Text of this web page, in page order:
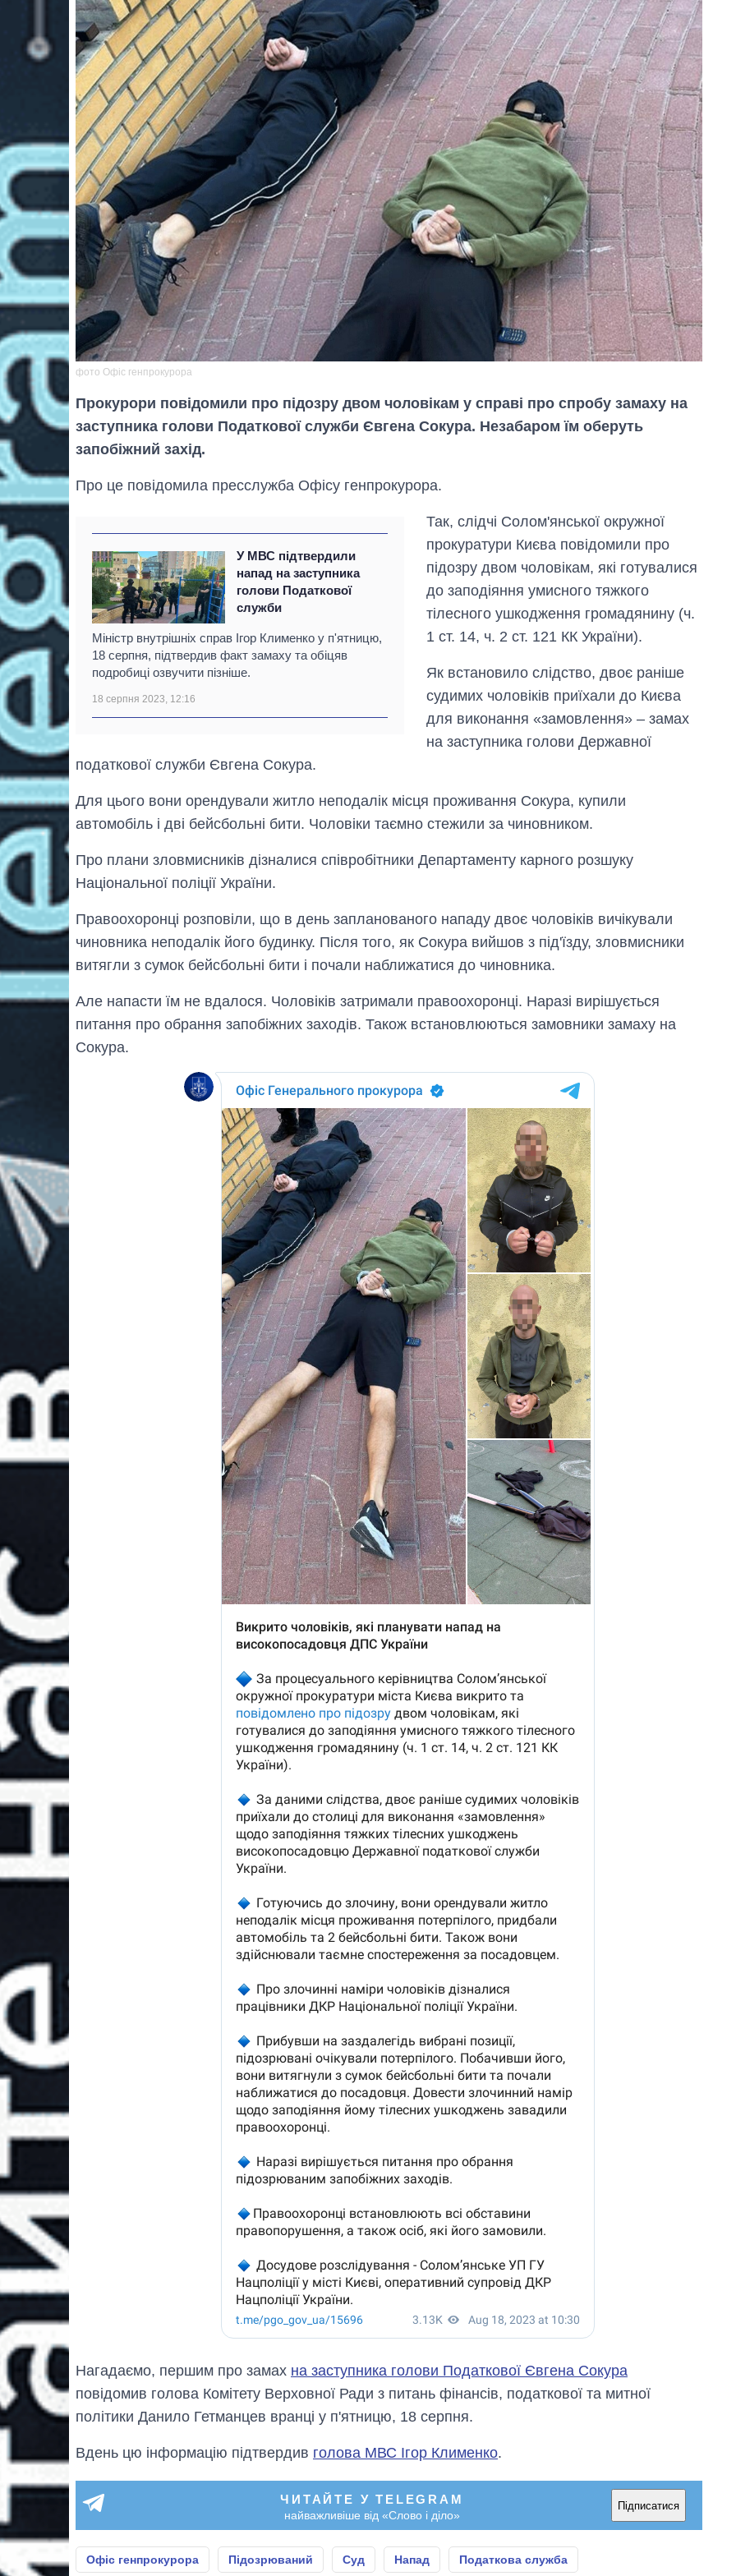
фото Офіс генпрокурора
Прокурори повідомили про підозру двом чоловікам у справі про спробу замаху на
заступника голови Податкової служби Євгена Сокура. Незабаром їм оберуть
запобіжний захід.
Про це повідомила пресслужба Офісу генпрокурора.
У МВС підтвердили
напад на заступника
голови Податкової
служби
Міністр внутрішніх справ Ігор Клименко у п'ятницю,
18 серпня, підтвердив факт замаху та обіцяв
подробиці озвучити пізніше.
18 серпня 2023, 12:16
Так, слідчі Солом'янської окружної
прокуратури Києва повідомили про
підозру двом чоловікам, які готувалися
до заподіяння умисного тяжкого
тілесного ушкодження громадянину (ч.
1 ст. 14, ч. 2 ст. 121 КК України).
Як встановило слідство, двоє раніше
судимих чоловіків приїхали до Києва
для виконання «замовлення» – замах
на заступника голови Державної
податкової служби Євгена Сокура.
Для цього вони орендували житло неподалік місця проживання Сокура, купили
автомобіль і дві бейсбольні бити. Чоловіки таємно стежили за чиновником.
Про плани зловмисників дізналися співробітники Департаменту карного розшуку
Національної поліції України.
Правоохоронці розповіли, що в день запланованого нападу двоє чоловіків вичікували
чиновника неподалік його будинку. Після того, як Сокура вийшов з під'їзду, зловмисники
витягли з сумок бейсбольні бити і почали наближатися до чиновника.
Але напасти їм не вдалося. Чоловіків затримали правоохоронці. Наразі вирішується
питання про обрання запобіжних заходів. Також встановлюються замовники замаху на
Сокура.
Нагадаємо, першим про замах на заступника голови Податкової Євгена Сокура
повідомив голова Комітету Верховної Ради з питань фінансів, податкової та митної
політики Данило Гетманцев вранці у п'ятницю, 18 серпня.
Вдень цю інформацію підтвердив голова МВС Ігор Клименко.
ЧИТАЙТЕ У TELEGRAM
найважливіше від «Слово і діло»
Підписатися
Офіс генпрокурора Підозрюваний Суд Напад Податкова служба
Як зросли тарифи
на холодну воду у
містах України на
початок серпня